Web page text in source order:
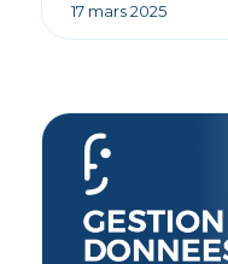
17 mars 2025